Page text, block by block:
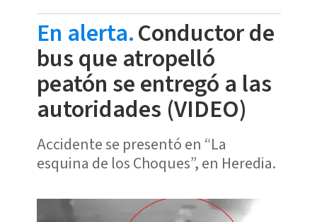
En alerta.Conductor de
bus que atropelló
peatón se entregó a las
autoridades (VIDEO)
Accidente se presentó en “La
esquina de los Choques”, en Heredia.